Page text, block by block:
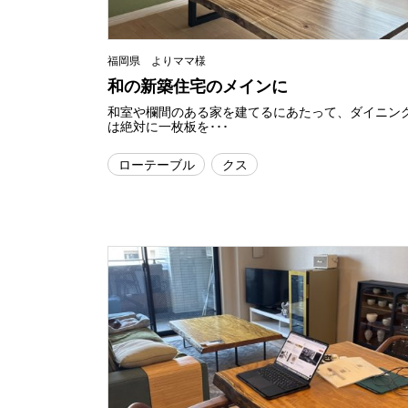
福岡県 よりママ様
和の新築住宅のメインに
和室や欄間のある家を建てるにあたって、ダイニン
は絶対に一枚板を･･･
ローテーブル クス